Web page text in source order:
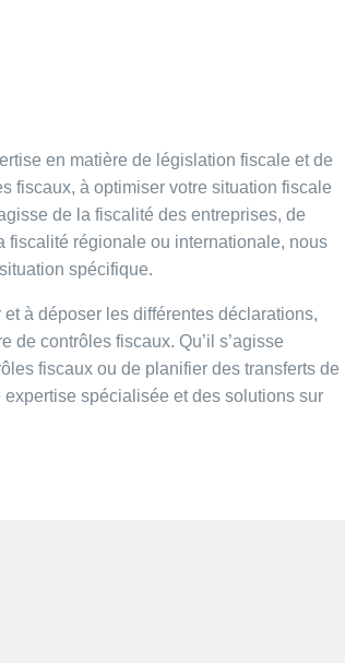
en matière de législation fiscale et de
fiscaux, à optimiser votre situation fiscale
de la fiscalité des entreprises, de
fiscalité régionale ou internationale, nous
spécifique.
à déposer les différentes déclarations,
de contrôles fiscaux. Qu’il s’agisse
fiscaux ou de planifier des transferts de
spécialisée et des solutions sur